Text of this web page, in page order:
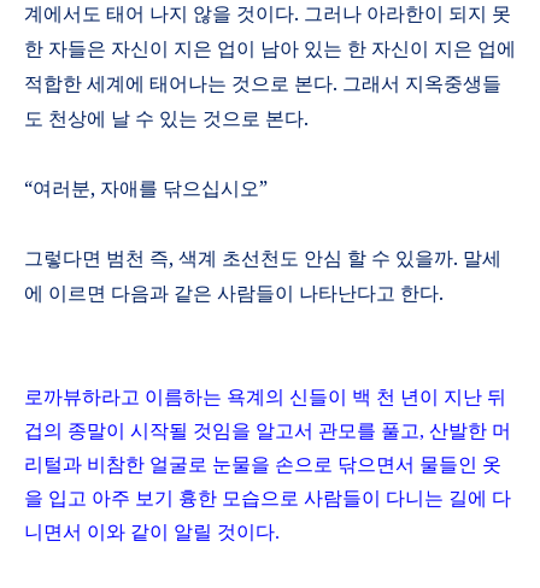
계에서도 태어 나지 않을 것이다. 그러나 아라한이 되지 못
한 자들은 자신이 지은 업이 남아 있는 한 자신이 지은 업에
적합한 세계에 태어나는 것으로 본다. 그래서 지옥중생들
도 천상에 날 수 있는 것으로 본다.
“여러분, 자애를 닦으십시오”
그렇다면 범천 즉, 색계 초선천도 안심 할 수 있을까. 말세
에 이르면 다음과 같은 사람들이 나타난다고 한다.
로까뷰하라고 이름하는 욕계의 신들이 백 천 년이 지난 뒤
겁의 종말이 시작될 것임을 알고서 관모를 풀고, 산발한 머
리털과 비참한 얼굴로 눈물을 손으로 닦으면서 물들인 옷
을 입고 아주 보기 흉한 모습으로 사람들이 다니는 길에 다
니면서 이와 같이 알릴 것이다.